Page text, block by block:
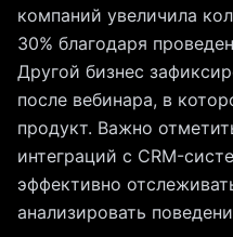
компаний увеличила
30% благодаря
Другой бизнес
после вебинара, в
продукт. Важно
интеграций с CRM-
эффективно
анализировать